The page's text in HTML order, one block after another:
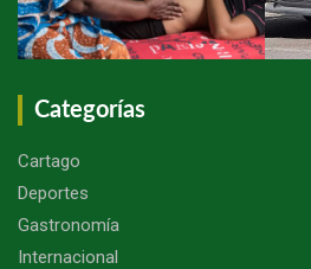
Categorías
Cartago
Deportes
Gastronomía
Internacional